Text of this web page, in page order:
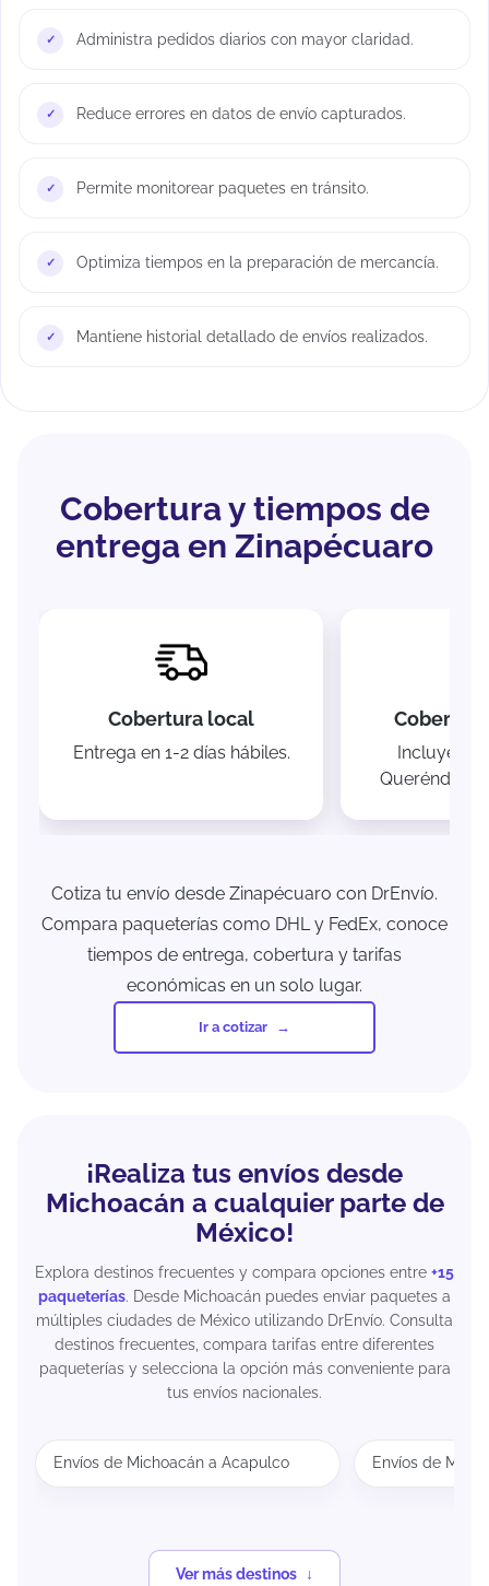
Administra pedidos diarios con mayor claridad.
Reduce errores en datos de envío capturados.
Permite monitorear paquetes en tránsito.
Optimiza tiempos en la preparación de mercancía.
Mantiene historial detallado de envíos realizados.
Cobertura y tiempos de
entrega en Zinapécuaro
Cobertura local
Entrega en 1-2 días hábiles.
Incluye
Queréndaro
Cotiza tu envío desde Zinapécuaro con DrEnvío.
Compara paqueterías como DHL y FedEx, conoce
tiempos de entrega, cobertura y tarifas
económicas en un solo lugar.
Ir a cotizar
¡Realiza tus envíos desde
Michoacán a cualquier parte de
México!
Explora destinos frecuentes y compara opciones entre +15
paqueterías. Desde Michoacán puedes enviar paquetes a
múltiples ciudades de México utilizando DrEnvío. Consulta
destinos frecuentes, compara tarifas entre diferentes
paqueterías y selecciona la opción más conveniente para
tus envíos nacionales.
Envíos de Michoacán a Acapulco Envíos de
Ver más destinos